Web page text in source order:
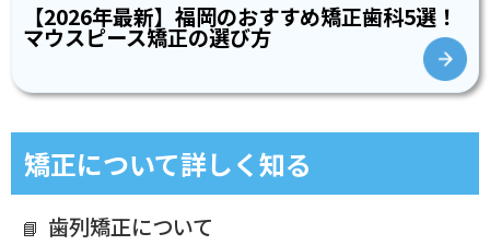
【2026年最新】福岡のおすすめ矯正歯科5選！
マウスピース矯正の選び方
矯正について詳しく知る
歯列矯正について